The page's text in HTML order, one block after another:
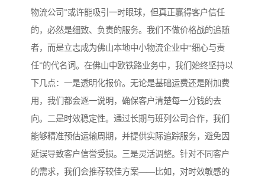
物流公司”或许能吸引一时眼球，但真正赢得客户信任
的，必然是细致、负责的服务。我们不做价格战的追随
者，而是立志成为佛山本地中小物流企业中“细心与责
任”的代名词。在佛山中欧铁路业务中，我们始终坚持以
下几点：一是透明化报价。无论是基础运费还是附加费
用，我们都会逐一说明，确保客户清楚每一分钱的去
向。二是时效稳定性。通过长期与班列公司合作，我们
能够精准预估运输周期，并提供实际追踪服务，避免因
延误导致客户信誉受损。三是灵活调整。针对不同客户
的需求，我们会推荐较佳方案——比如，对时效敏感的